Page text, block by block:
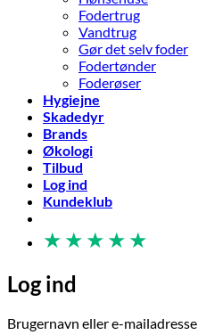
Fodertrug
Vandtrug
Gør det selv foder
Fodertønder
Foderøser
Hygiejne
Skadedyr
Brands
Økologi
Tilbud
Log ind
Kundeklub
★ ★ ★ ★ ★
Log ind
Brugernavn eller e-mailadresse